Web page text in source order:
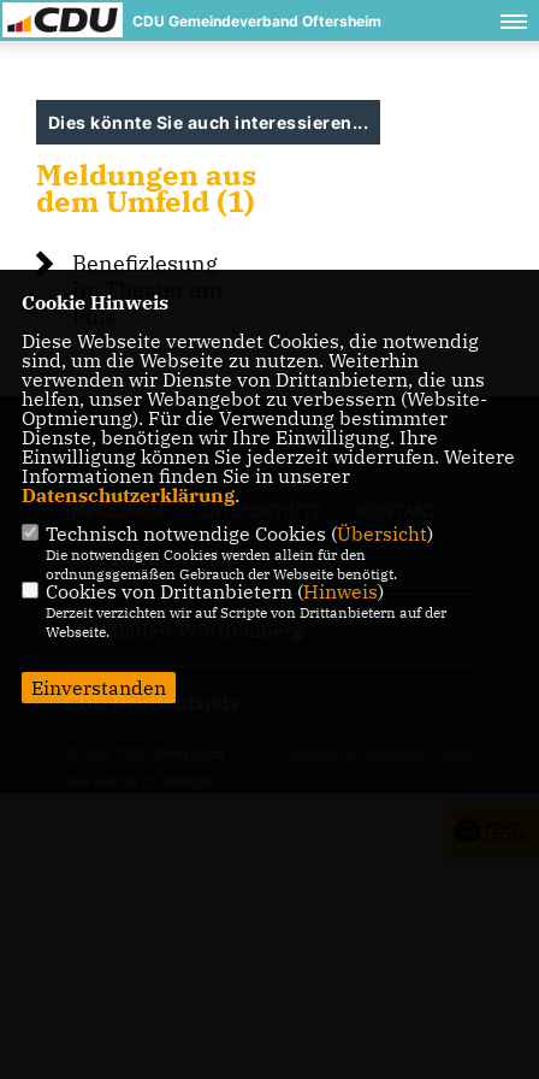
CDU Gemeindeverband Oftersheim
Dies könnte Sie auch interessieren...
Meldungen aus
dem Umfeld (1)
Benefizlesung
im Theater am
Puls
DATENSCHUTZ
CDU Rhein-Neckar
CDU Baden-Württemberg
CDU Deutschlands
Cookie Hinweis
Diese Webseite verwendet Cookies, die notwendig
sind, um die Webseite zu nutzen. Weiterhin
verwenden wir Dienste von Drittanbietern, die uns
helfen, unser Webangebot zu verbessern (Website-
Optmierung). Für die Verwendung bestimmter
Dienste, benötigen wir Ihre Einwilligung. Ihre
Einwilligung können Sie jederzeit widerrufen. Weitere
Informationen finden Sie in unserer
Datenschutzerklärung.
Technisch notwendige Cookies (Übersicht)
Die notwendigen Cookies werden allein für den
ordnungsgemäßen Gebrauch der Webseite benötigt.
Cookies von Drittanbietern (Hinweis)
Derzeit verzichten wir auf Scripte von Drittanbietern auf der
Webseite.
Einverstanden